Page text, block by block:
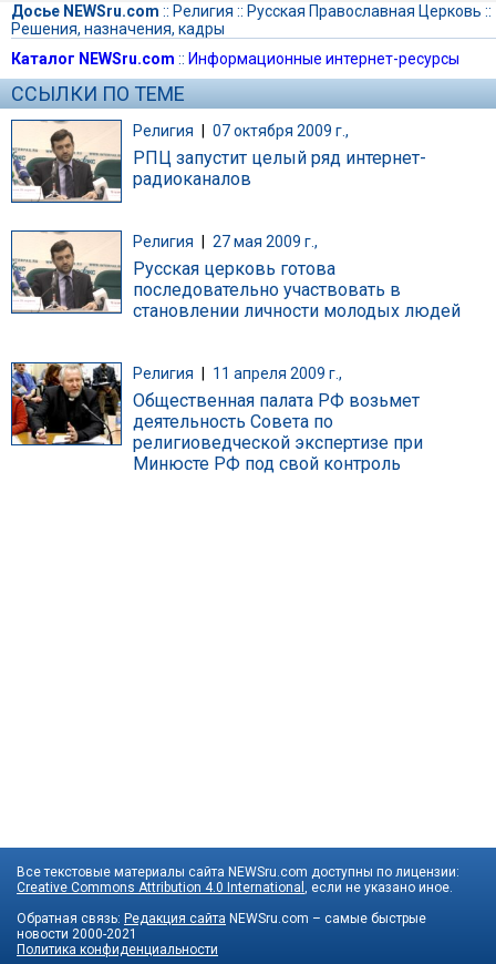
Досье NEWSru.com :: Религия :: Русская Православная Церковь ::
Решения, назначения, кадры
Каталог NEWSru.com :: Информационные интернет-ресурсы
ССЫЛКИ ПО ТЕМЕ
Религия | 07 октября 2009 г.,
РПЦ запустит целый ряд интернет-
радиоканалов
Религия 27 мая 2009 г.,
Русская церковь готова
последовательно участвовать в
становлении личности молодых людей
Религия 11 апреля 2009 г.,
Общественная палата РФ возьмет
деятельность Совета по
религиоведческой экспертизе при
Минюсте РФ под свой контроль
Все текстовые материалы сайта NEWSru.com доступны по лицензии:
Creative Commons Attribution 4.0 International , если не указано иное.
Обратная связь: Редакция сайта NEWSru.com – самые быстрые
новости 2000-2021
Политика конфиденциальности